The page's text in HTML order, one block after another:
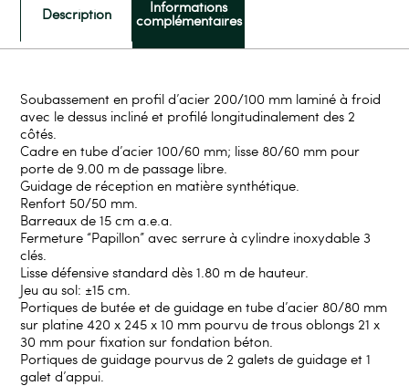
Description Informations
complémentaires
Soubassement en profil d’acier 200/100 mm laminé à froid
avec le dessus incliné et profilé longitudinalement des 2
côtés.
Cadre en tube d’acier 100/60 mm; lisse 80/60 mm pour
porte de 9.00 m de passage libre.
Guidage de réception en matière synthétique.
Renfort 50/50 mm.
Barreaux de 15 cm a.e.a.
Fermeture “Papillon” avec serrure à cylindre inoxydable 3
clés.
Lisse défensive standard dès 1.80 m de hauteur.
Jeu au sol: ±15 cm.
Portiques de butée et de guidage en tube d’acier 80/80 mm
sur platine 420 x 245 x 10 mm pourvu de trous oblongs 21 x
30 mm pour fixation sur fondation béton.
Portiques de guidage pourvus de 2 galets de guidage et 1
galet d’appui.